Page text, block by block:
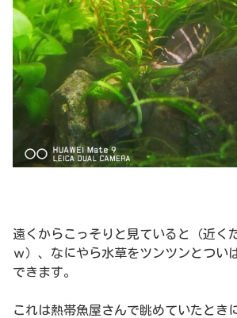
遠くからこっそりと見ていると（近く
ｗ）、なにやら水草をツンツンとつい
できます。
これは熱帯魚屋さんで眺めていたとき